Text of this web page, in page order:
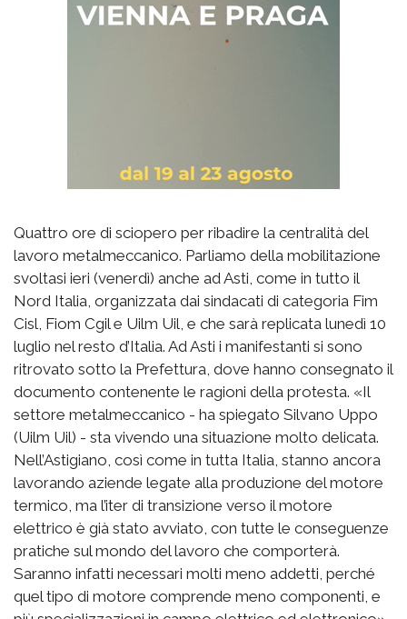
Quattro ore di sciopero per ribadire la centralità del
lavoro metalmeccanico. Parliamo della mobilitazione
svoltasi ieri (venerdì) anche ad Asti, come in tutto il
Nord Italia, organizzata dai sindacati di categoria Fim
Cisl, Fiom Cgil e Uilm Uil, e che sarà replicata lunedì 10
luglio nel resto d’Italia. Ad Asti i manifestanti si sono
ritrovato sotto la Prefettura, dove hanno consegnato il
documento contenente le ragioni della protesta. «Il
settore metalmeccanico - ha spiegato Silvano Uppo
(Uilm Uil) - sta vivendo una situazione molto delicata.
Nell’Astigiano, così come in tutta Italia, stanno ancora
lavorando aziende legate alla produzione del motore
termico, ma l’iter di transizione verso il motore
elettrico è già stato avviato, con tutte le conseguenze
pratiche sul mondo del lavoro che comporterà.
Saranno infatti necessari molti meno addetti, perché
quel tipo di motore comprende meno componenti, e